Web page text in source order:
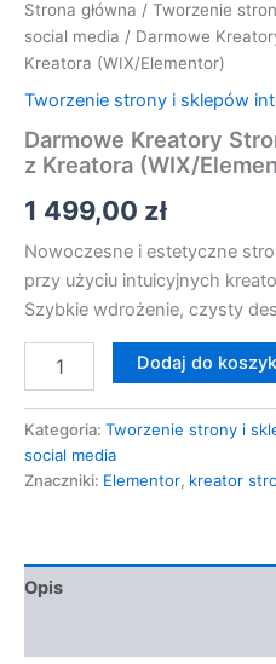
Strona główna / Tworzenie
social media / Darmowe
Kreatora (WIX/Elementor)
Tworzenie strony i sklepów
Darmowe Kreatory
z Kreatora (WIX/
1 499,00 zł
Nowoczesne i estetyczne
przy użyciu intuicyjnych
Szybkie wdrożenie, czysty
Dodaj do
Kategoria: Tworzenie strony i
social media
Znaczniki: Elementor, kreator
Opis